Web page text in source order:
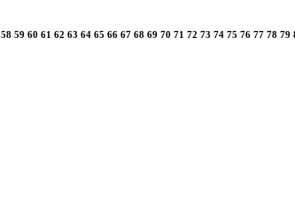
58 59 60 61 62 63 64 65 66 67 68 69 70 71 72 73 74 75 76 77 78 79